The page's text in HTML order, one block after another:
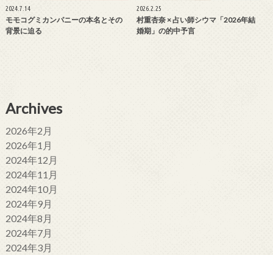
2024.7.14
モモコグミカンパニーの本名とその
背景に迫る
2026.2.25
村重杏奈 × 占い師シウマ「2026年結
婚期」の的中予言
Archives
2026年2月
2026年1月
2024年12月
2024年11月
2024年10月
2024年9月
2024年8月
2024年7月
2024年3月